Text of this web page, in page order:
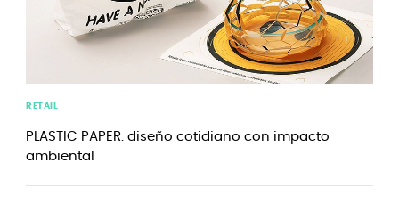
RETAIL
PLASTIC PAPER: diseño cotidiano con impacto
ambiental